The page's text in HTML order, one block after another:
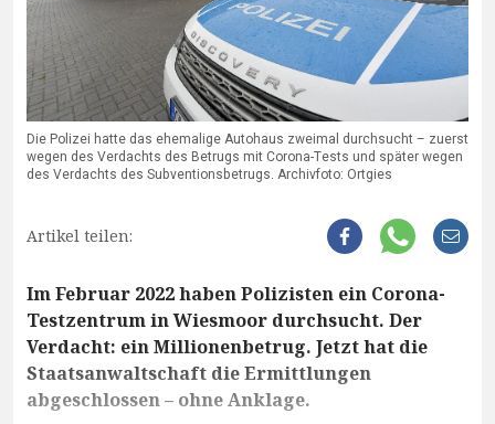
Die Polizei hatte das ehemalige Autohaus zweimal durchsucht – zuerst
wegen des Verdachts des Betrugs mit Corona-Tests und später wegen
des Verdachts des Subventionsbetrugs. Archivfoto: Ortgies
Artikel teilen:
Im Februar 2022 haben Polizisten ein Corona-
Testzentrum in Wiesmoor durchsucht. Der
Verdacht: ein Millionenbetrug. Jetzt hat die
Staatsanwaltschaft die Ermittlungen
abgeschlossen – ohne Anklage.